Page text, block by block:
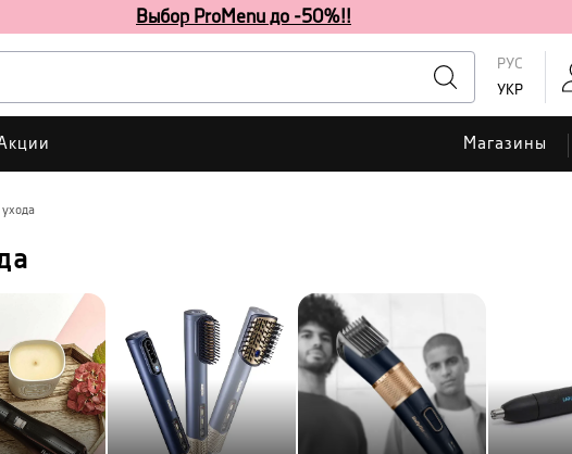
Выбор ProMenu до -50%!!
РУС
УКР
Магазины
ухода